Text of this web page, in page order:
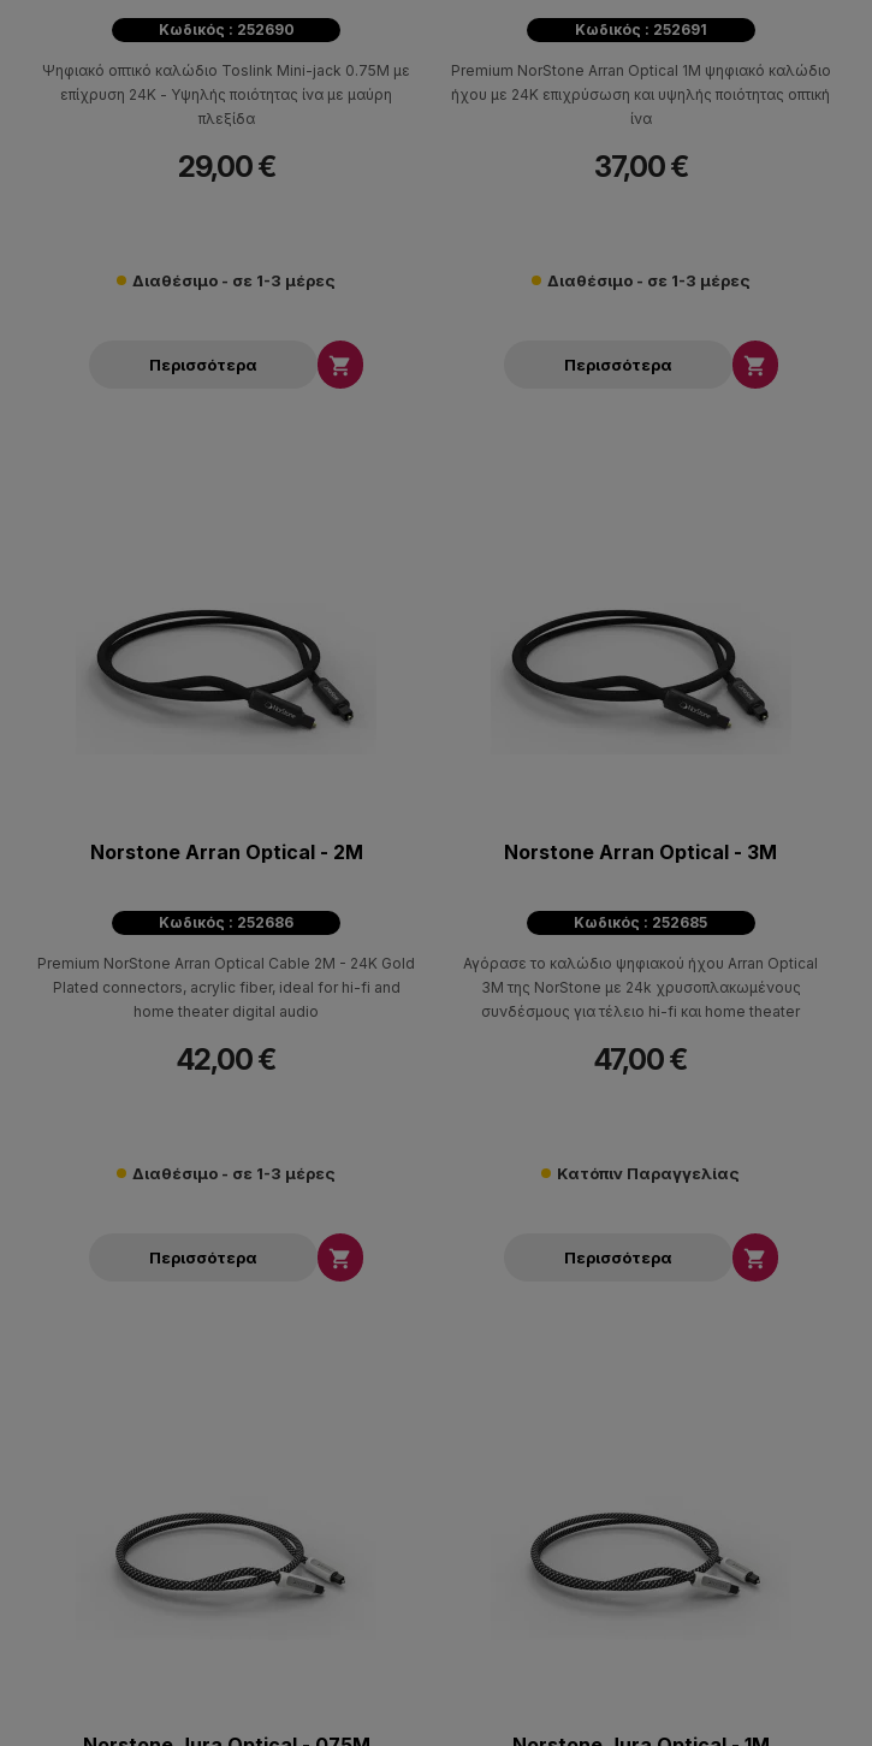
Κωδικός : 252690
Ψηφιακό οπτικό καλώδιο Toslink Mini-jack 0.75M με
επίχρυση 24K - Υψηλής ποιότητας ίνα με μαύρη
πλεξίδα
29,00 €
Διαθέσιμο - σε 1-3 μέρες
Περισσότερα 
Κωδικός : 252691
Premium NorStone Arran Optical 1M ψηφιακό καλώδιο
ήχου με 24K επιχρύσωση και υψηλής ποιότητας οπτική
ίνα
37,00 €
Διαθέσιμο - σε 1-3 μέρες
Περισσότερα 
Norstone Arran Optical - 2M
Κωδικός : 252686
Premium NorStone Arran Optical Cable 2M - 24K Gold
Plated connectors, acrylic fiber, ideal for hi-fi and
home theater digital audio
42,00 €
Διαθέσιμο - σε 1-3 μέρες
Περισσότερα 
Norstone Arran Optical - 3M
Κωδικός : 252685
Αγόρασε το καλώδιο ψηφιακού ήχου Arran Optical
3M της NorStone με 24k χρυσοπλακωμένους
συνδέσμους για τέλειο hi-fi και home theater
47,00 €
Κατόπιν Παραγγελίας
Περισσότερα 